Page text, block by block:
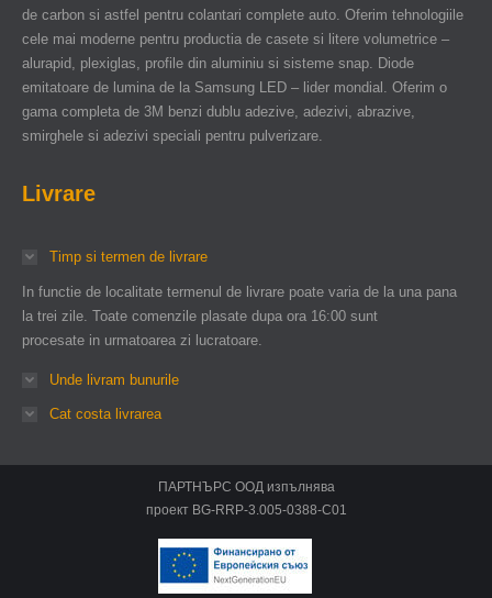
de carbon si astfel pentru colantari complete auto. Oferim tehnologiile
cele mai moderne pentru productia de casete si litere volumetrice –
alurapid, plexiglas, profile din aluminiu si sisteme snap. Diode
emitatoare de lumina de la Samsung LED – lider mondial. Oferim o
gama completa de 3M benzi dublu adezive, adezivi, abrazive,
smirghele si adezivi speciali pentru pulverizare.
Livrare
Timp si termen de livrare
In functie de localitate termenul de livrare poate varia de la una pana
la trei zile. Toate comenzile plasate dupa ora 16:00 sunt
procesate in urmatoarea zi lucratoare.
Unde livram bunurile
Cat costa livrarea
ПАРТНЪРС ООД изпълнява
проект BG-RRP-3.005-0388-C01